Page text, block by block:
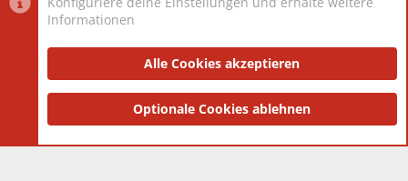
Datenschutzerklärung Impressum
Community platform by XenForo® © 2010-2025 XenForo Ltd.
and add-ons by ThemeHouse
Informationen
Alle Cookies akzeptieren
Optionale Cookies ablehnen